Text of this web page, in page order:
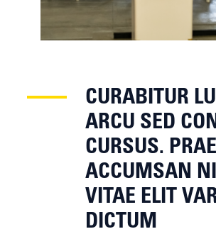
CURABITUR
ARCU SED
CURSUS.
ACCUMSAN
VITAE ELIT
DICTUM